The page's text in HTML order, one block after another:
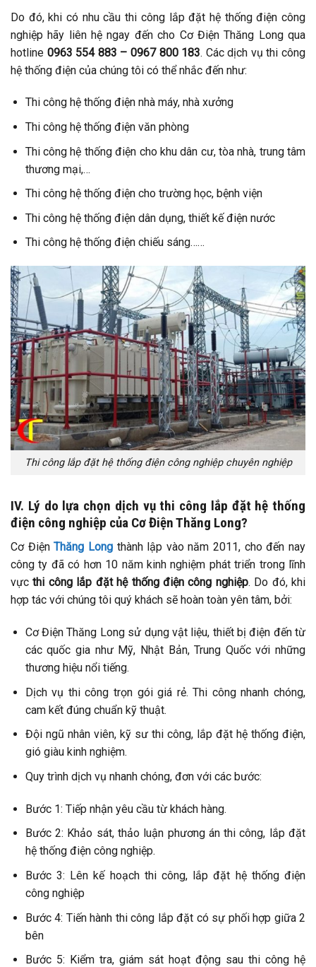
Do đó, khi có nhu cầu thi công lắp đặt hệ thống điện công
nghiệp hãy liên hệ ngay đến cho Cơ Điện Thăng Long qua
hotline 0963 554 883 – 0967 800 183. Các dịch vụ thi công
hệ thống điện của chúng tôi có thể nhắc đến như:
Thi công hệ thống điện nhà máy, nhà xưởng
Thi công hệ thống điện văn phòng
Thi công hệ thống điện cho khu dân cư, tòa nhà, trung tâm
thương mại,…
Thi công hệ thống điện cho trường học, bệnh viện
Thi công hệ thống điện dân dụng, thiết kế điện nước
Thi công hệ thống điện chiếu sáng……
Thi công lắp đặt hệ thống điện công nghiệp chuyên nghiệp
IV. Lý do lựa chọn dịch vụ thi công lắp đặt hệ thống
điện công nghiệp của Cơ Điện Thăng Long?
Cơ ĐiệnThăng Long thành lập vào năm 2011, cho đến nay
công ty đã có hơn 10 năm kinh nghiệm phát triển trong lĩnh
vực thi công lắp đặt hệ thống điện công nghiệp. Do đó, khi
hợp tác với chúng tôi quý khách sẽ hoàn toàn yên tâm, bởi:
Cơ Điện Thăng Long sử dụng vật liệu, thiết bị điện đến từ
các quốc gia như Mỹ, Nhật Bản, Trung Quốc với những
thương hiệu nổi tiếng.
Dịch vụ thi công trọn gói giá rẻ. Thi công nhanh chóng,
cam kết đúng chuẩn kỹ thuật.
Đội ngũ nhân viên, kỹ sư thi công, lắp đặt hệ thống điện,
gió giàu kinh nghiệm.
Quy trình dịch vụ nhanh chóng, đơn với các bước:
Bước 1: Tiếp nhận yêu cầu từ khách hàng.
Bước 2: Khảo sát, thảo luận phương án thi công, lắp đặt
hệ thống điện công nghiệp.
Bước 3: Lên kế hoạch thi công, lắp đặt hệ thống điện
công nghiệp
Bước 4: Tiến hành thi công lắp đặt có sự phối hợp giữa 2
bên
Bước 5: Kiểm tra, giám sát hoạt động sau thi công hệ